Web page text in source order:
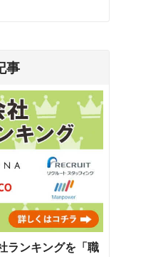
事
ランキングを「職